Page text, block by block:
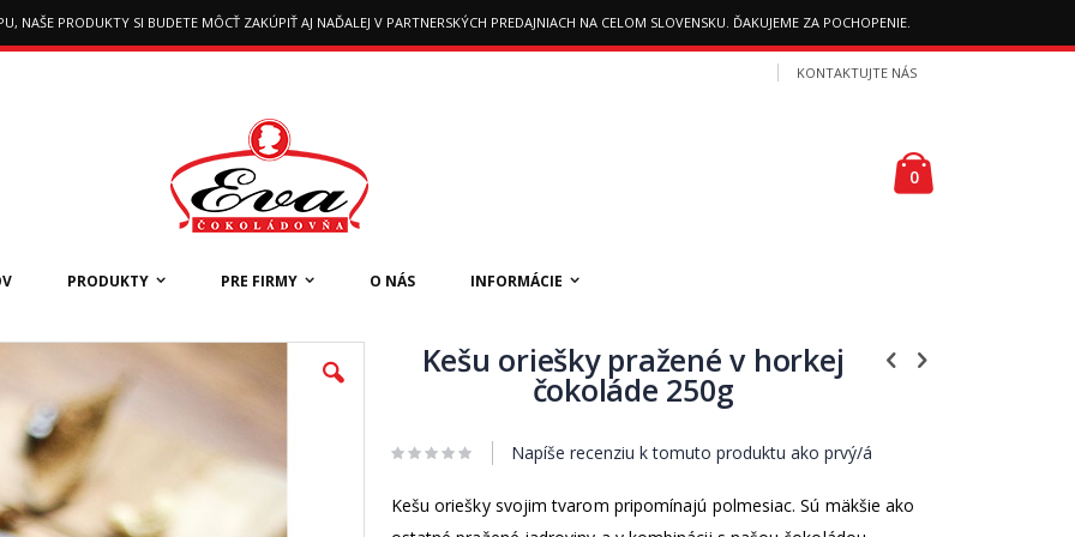
NAŠE PRODUKTY SI BUDETE MÔCŤ ZAKÚPIŤ AJ NAĎALEJ V PARTNERSKÝCH PREDAJNIACH NA CELOM SLOVENSKU. ĎAKUJEME ZA POCHOPENIE.
KONTAKTUJTE NÁS
0položky
PRODUKTY PRE FIRMY O NÁS INFORMÁCIE
Kešu oriešky pražené v horkej
čokoláde 250g
Napíše recenziu k tomuto produktu ako prvý/á
Kešu oriešky svojim tvarom pripomínajú polmesiac. Sú mäkšie ako